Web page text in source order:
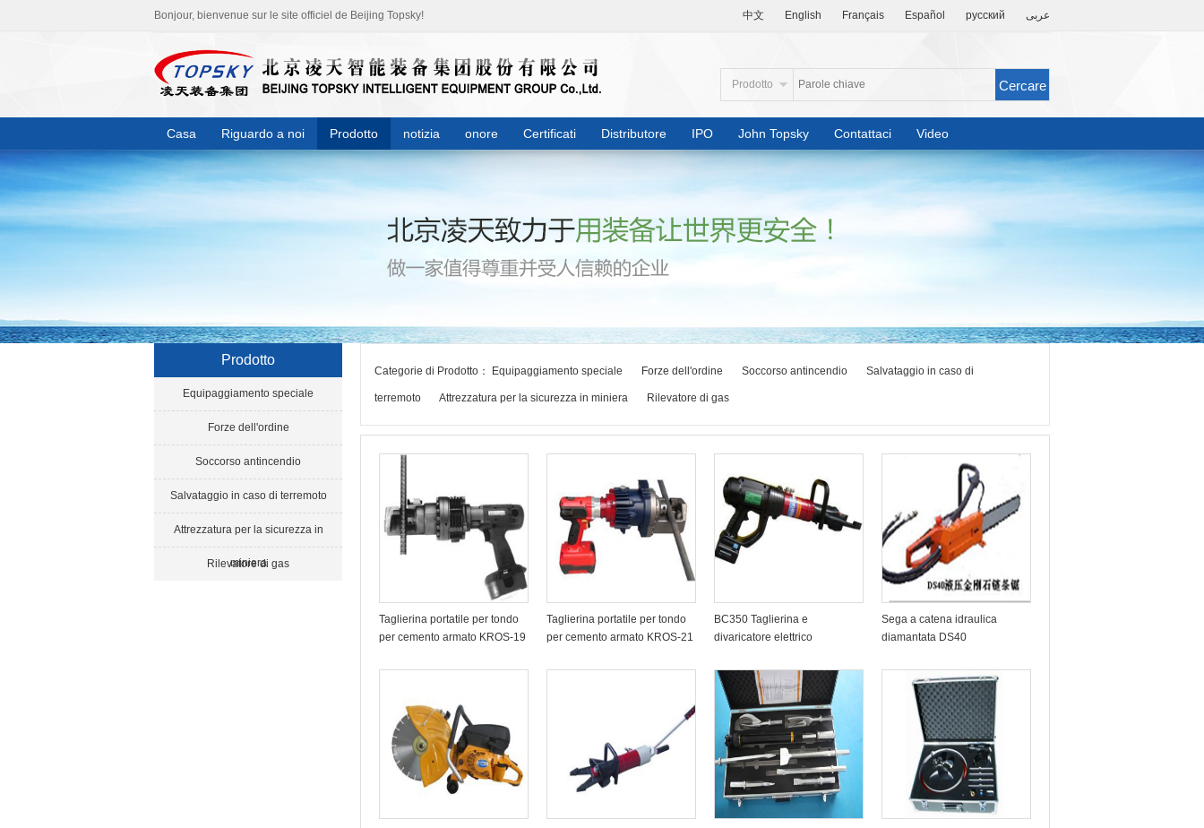
Bonjour, bienvenue sur le site officiel de Beijing Topsky! 中文 English Français Español русский عربى
Prodotto
Casa Riguardo a noi Prodotto notizia onore Certificati Distributore IPO John Topsky Contattaci Video
Prodotto
Equipaggiamento speciale
Forze dell'ordine
Soccorso antincendio
Salvataggio in caso di terremoto
Attrezzatura per la sicurezza in
miniera
Rilevatore di gas
Categorie di Prodotto： Equipaggiamento speciale Forze dell'ordine Soccorso antincendio Salvataggio in caso di
terremoto Attrezzatura per la sicurezza in miniera Rilevatore di gas
Taglierina portatile per tondo
per cemento armato KROS-19
Taglierina portatile per tondo
per cemento armato KROS-21
BC350 Taglierina e
divaricatore elettrico
Sega a catena idraulica
diamantata DS40